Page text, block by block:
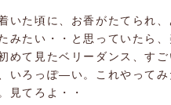
いた頃に、お香がたてられ
みたい・・と思っていたら
めて見たベリーダンス、す
いろっぽ―い。これやって
見てろよ・・